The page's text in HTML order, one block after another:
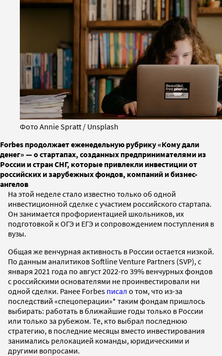
Фото Annie Spratt / Unsplash
Forbes продолжает еженедельную рубрику «Кому дали
денег» — о стартапах, созданных предпринимателями из
России и стран СНГ, которые привлекли инвестиции от
российских и зарубежных фондов, компаний и бизнес-
ангелов
На этой неделе стало известно только об одной
инвестиционной сделке с участием российского стартапа.
Он занимается профориентацией школьников, их
подготовкой к ОГЭ и ЕГЭ и сопровождением поступления в
вузы.
Общая же венчурная активность в России остается низкой.
По данным аналитиков Softline Venture Partners (SVP), с
января 2021 года по август 2022-го 39% венчурных фондов
с российскими основателями не проинвестировали ни
одной сделки. Ранее Forbes писал о том, что из-за
последствий «спецоперации»* таким фондам пришлось
выбирать: работать в ближайшие годы только в России
или только за рубежом. Те, кто выбрал последнюю
стратегию, в последние месяцы вместо инвестирования
занимались релокацией команды, юридическими и
другими вопросами.